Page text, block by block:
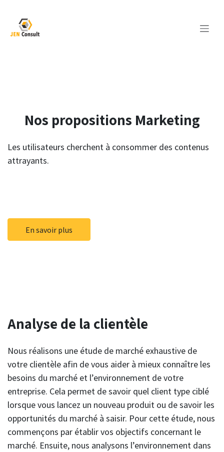
Nos propositions Marketing
Les utilisateurs cherchent à consommer des contenus
attrayants.
En savoir plus
Analyse de la clientèle
Nous réalisons une étude de marché exhaustive de
votre clientèle afin de vous aider à mieux connaître les
besoins du marché et l’environnement de votre
entreprise. Cela permet de savoir quel client type ciblé
lorsque vous lancez un nouveau produit ou de savoir les
opportunités du marché à saisir. Pour cette étude, nous
commençons par établir vos objectifs concernant le
marché. Ensuite, nous analysons l’environnement dans